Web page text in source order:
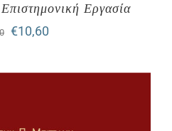
Εργασία
Original
€10,60Η